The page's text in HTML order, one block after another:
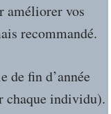
améliorer vos
recommandé.
de fin d’année
chaque individu).